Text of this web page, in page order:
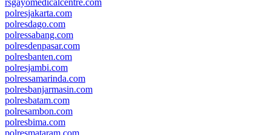
rsgayomedicalcentre.com
polresjakarta.com
polresdago.com
polressabang.com
polresdenpasar.com
polresbanten.com
polresjambi.com
polressamarinda.com
polresbanjarmasin.com
polresbatam.com
polresambon.com
polresbima.com